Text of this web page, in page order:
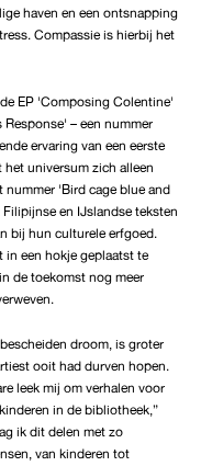
haven en een ontsnapping
Compassie is hierbij het
EP 'Composing Colentine'
Response' – een nummer
ervaring van een eerste
het universum zich alleen
nummer 'Bird cage blue and
en IJslandse teksten
bij hun culturele erfgoed.
in een hokje geplaatst te
de toekomst nog meer
droom, is groter
ooit had durven hopen.
leek mij om verhalen voor
in de bibliotheek,”
ik dit delen met zo
van kinderen tot